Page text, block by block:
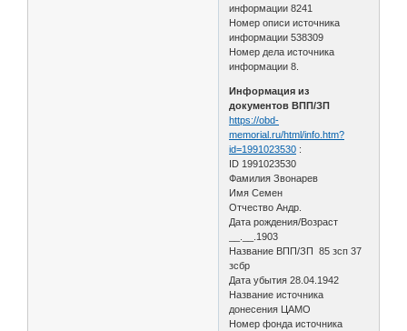
информации 8241
Номер описи источника
информации 538309
Номер дела источника
информации 8.
Информация из
документов ВПП/ЗП
https://obd-
memorial.ru/html/info.htm?
id=1991023530 :
ID 1991023530
Фамилия Звонарев
Имя Семен
Отчество Андр.
Дата рождения/Возраст
__.__.1903
Название ВПП/ЗП 85 зсп 37
зсбр
Дата убытия 28.04.1942
Название источника
донесения ЦАМО
Номер фонда источника